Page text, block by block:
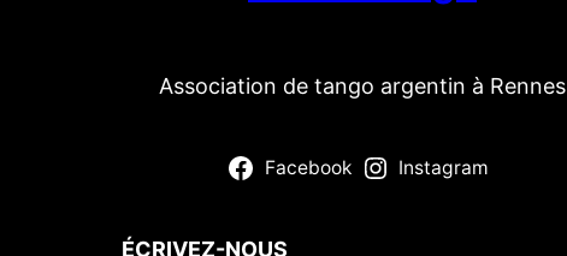
Association de tango argentin à Rennes
Facebook Instagram
ÉCRIVEZ-NOUS